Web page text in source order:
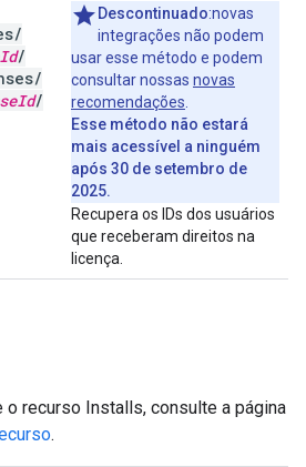
/
Id/
/
Id/
Descontinuado:novas
integrações não podem
usar esse método e podem
consultar nossas novas
recomendações
Esse método não estará
mais acessível a ninguém
após 30 de setembro de
2025.
Recupera os IDs dos usuários
que receberam direitos na
licença.
o recurso Installs, consulte a página
.